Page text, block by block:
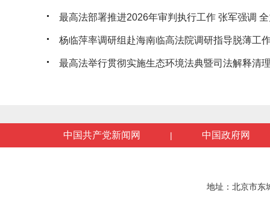
最高法部署推进2026年审判执行工作 张军强调
杨临萍率调研组赴海南临高法院调研指导脱薄工
最高法举行贯彻实施生态环境法典暨司法解释清
中国共产党新闻网 | 中国政府网
地址：北京市东